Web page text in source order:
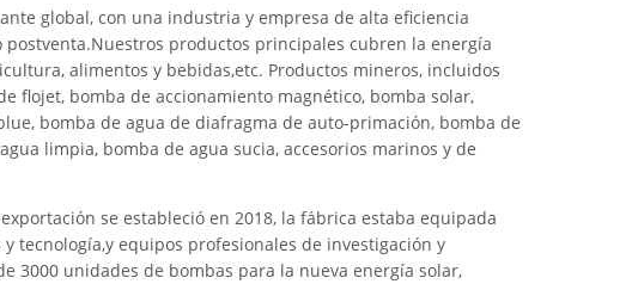
global, con una industria y empresa de alta eficiencia
productos principales cubren la energía
alimentos y bebidas,etc. Productos mineros, incluidos
flojet, bomba de accionamiento magnético, bomba solar,
bomba de agua de diafragma de auto-primación, bomba de
limpia, bomba de agua sucia, accesorios marinos y de
se estableció en 2018, la fábrica estaba equipada
tecnología,y equipos profesionales de investigación y
3000 unidades de bombas para la nueva energía solar,